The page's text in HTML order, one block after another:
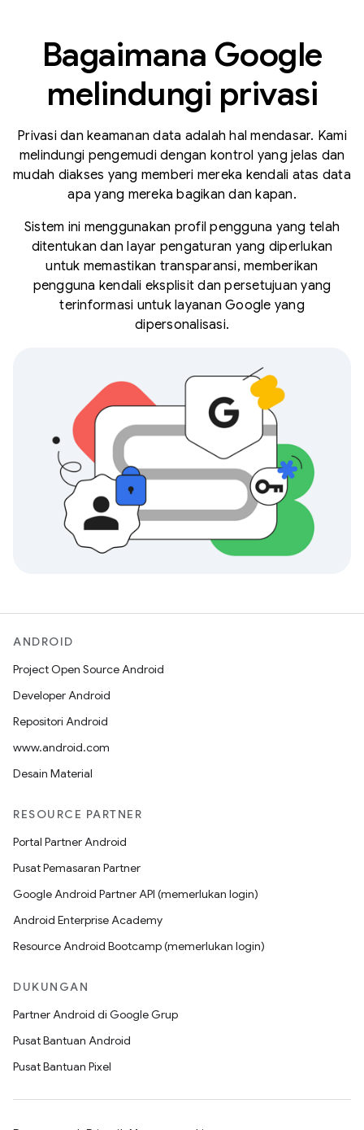
Bagaimana Google
melindungi privasi
Privasi dan keamanan data adalah hal mendasar. Kami
melindungi pengemudi dengan kontrol yang jelas dan
mudah diakses yang memberi mereka kendali atas data
apa yang mereka bagikan dan kapan.
Sistem ini menggunakan profil pengguna yang telah
ditentukan dan layar pengaturan yang diperlukan
untuk memastikan transparansi, memberikan
pengguna kendali eksplisit dan persetujuan yang
terinformasi untuk layanan Google yang
dipersonalisasi.
ANDROID
Project Open Source Android
Developer Android
Repositori Android
www.android.com
Desain Material
RESOURCE PARTNER
Portal Partner Android
Pusat Pemasaran Partner
Google Android Partner API (memerlukan login)
Android Enterprise Academy
Resource Android Bootcamp (memerlukan login)
DUKUNGAN
Partner Android di Google Grup
Pusat Bantuan Android
Pusat Bantuan Pixel